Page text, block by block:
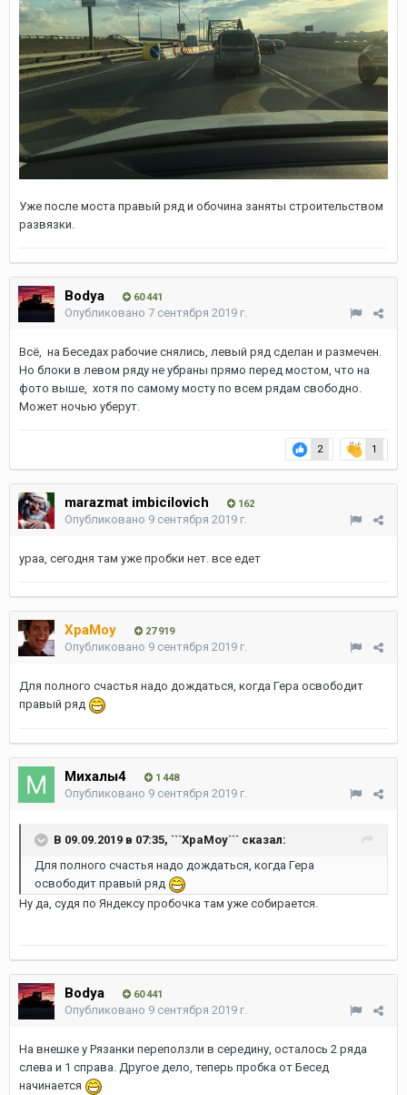
Уже после моста правый ряд и обочина заняты строительством
развязки.
Bodya 60 441
Опубликовано 7 сентября 2019 г.
Всё, на Беседах рабочие снялись, левый ряд сделан и размечен.
Но блоки в левом ряду не убраны прямо перед мостом, что на
фото выше, хотя по самому мосту по всем рядам свободно.
Может ночью уберут.
2 1
marazmat imbicilovich 162
Опубликовано 9 сентября 2019 г.
ураа, сегодня там уже пробки нет. все едет
XpaMoy 27 919
Опубликовано 9 сентября 2019 г.
Для полного счастья надо дождаться, когда Гера освободит
правый ряд
Михалы4 1 448
Опубликовано 9 сентября 2019 г.
В 09.09.2019 в 07:35, ```XpaMoy``` сказал:
Для полного счастья надо дождаться, когда Гера
освободит правый ряд
Ну да, судя по Яндексу пробочка там уже собирается.
Bodya 60 441
Опубликовано 9 сентября 2019 г.
На внешке у Рязанки переползли в середину, осталось 2 ряда
слева и 1 справа. Другое дело, теперь пробка от Бесед
начинается